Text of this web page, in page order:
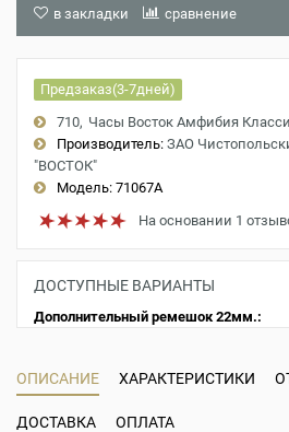
в закладки сравнение
Предзаказ(3-7дней)
710 Часы Восток Амфибия
Производитель: ЗАО
"ВОСТОК"
Модель: 71067A
На основании 1
ДОСТУПНЫЕ ВАРИАНТЫ
Дополнительный ремешок 22мм.:
ОПИСАНИЕ ХАРАКТЕРИСТИКИ
ДОСТАВКА ОПЛАТА